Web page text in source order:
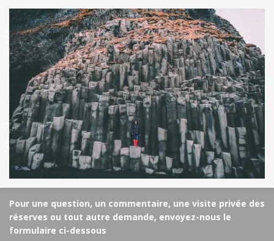
Pour une question, un commentaire, une visite privée des
réserves ou tout autre demande, envoyez-nous le
formulaire ci-dessous